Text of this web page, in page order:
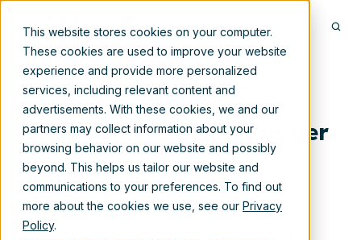
This website stores cookies on your computer.
These cookies are used to improve your website
experience and provide more personalized
services, including relevant content and
advertisements. With these cookies, we and our
partners may collect information about your
browsing behavior on our website and possibly
beyond. This helps us tailor our website and
communications to your preferences. To find out
more about the cookies we use, see our Privacy
Policy.
Senior Marketing Manager
Over Xillio
In een prachtige villa aan de rand van de